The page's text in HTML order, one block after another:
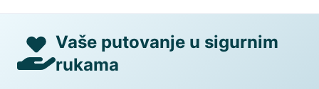
Vaše putovanje u sigurnim
rukama